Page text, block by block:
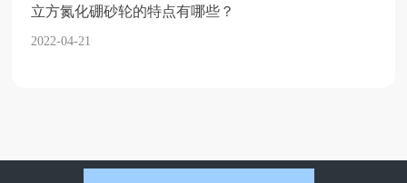
立方氮化硼砂轮的特点有哪些？
2022-04-21